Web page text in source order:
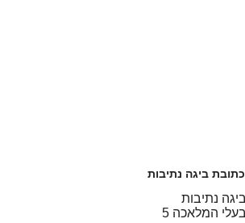
כתובת ביגה נתיבות
נתיבות
המלאכה 5